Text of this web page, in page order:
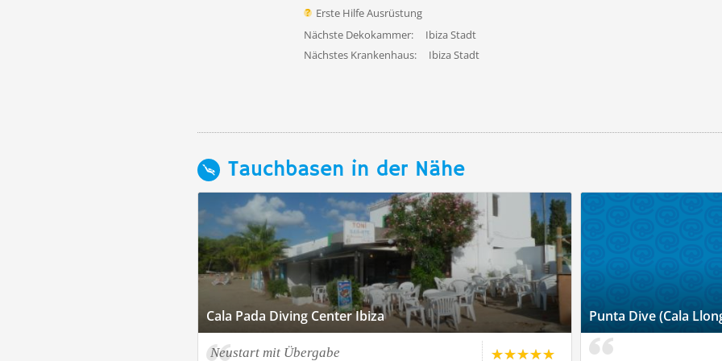
Erste Hilfe Ausrüstung
Nächste Dekokammer:
Ibiza Stadt
Nächstes Krankenhaus:
Ibiza Stadt
Tauchbasen in der Nähe
Cala Pada Diving Center Ibiza
Neustart mit Übergabe
Punta Dive (Cala